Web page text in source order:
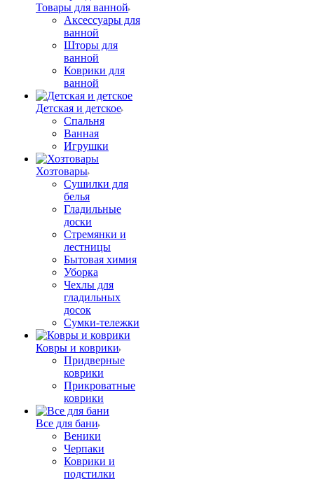
Товары для ванной
Аксессуары для
ванной
Шторы для
ванной
Коврики для
ванной
Детская и детское
Спальня
Ванная
Игрушки
Хозтовары
Сушилки для
белья
Гладильные
доски
Стремянки и
лестницы
Бытовая химия
Уборка
Чехлы для
гладильных
досок
Сумки-тележки
Ковры и коврики
Придверные
коврики
Прикроватные
коврики
Все для бани
Веники
Черпаки
Коврики и
подстилки